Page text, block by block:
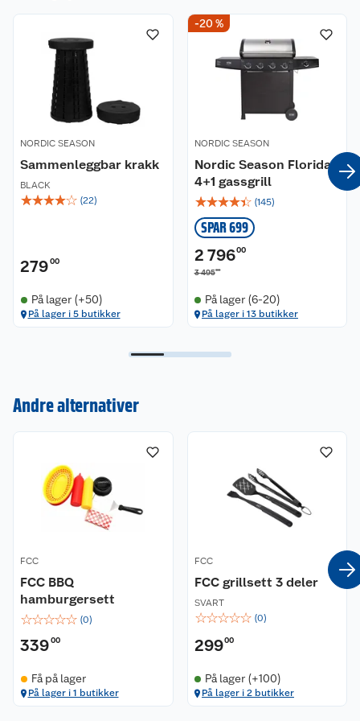
NORDIC SEASON
Sammenleggbar krakk
BLACK
☆☆☆☆☆ (22)
27900
På lager (+50)
På lager i 5 butikker
-20 %
NORDIC SEASON
Nordic Season Florida
4+1 gassgrill
☆☆☆☆☆ (145)
SPAR 699
2 79600
3 49500
På lager (6-20)
På lager i 13 butikker
Andre alternativer
FCC
FCC BBQ
hamburgersett
☆☆☆☆☆ (0)
33900
Få på lager
På lager i 1 butikker
FCC
FCC grillsett 3 deler
SVART
☆☆☆☆☆ (0)
29900
På lager (+100)
På lager i 2 butikker
Nyheter
Våre butikker
Våre merkevarer
Ledige stillinger
Bærekraft
Angre- og returrett
Reklamasjon og garanti
Ofte stilte spørsmål
Leveringsalternativer
Pakkesporing
Kjøpsvilkår
Åpent kjøp
Coop medlem
Klikk og hent
Festdrakter til hele familien
Hagemøbler og utemøbler